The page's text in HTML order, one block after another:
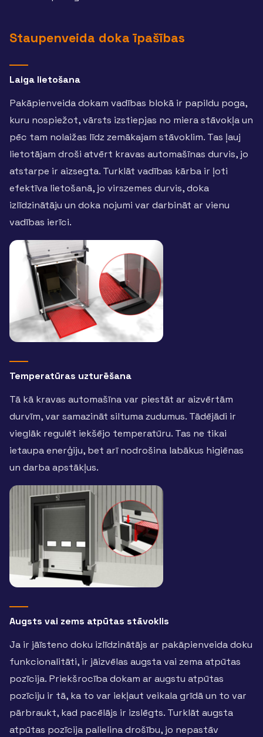
Staupenveida doka īpašības
Laiga lietošana
Pakāpienveida dokam vadības blokā ir papildu poga,
kuru nospiežot, vārsts izstiepjas no miera stāvokļa un
pēc tam nolaižas līdz zemākajam stāvoklim. Tas ļauj
lietotājam droši atvērt kravas automašīnas durvis, jo
atstarpe ir aizsegta. Turklāt vadības kārba ir ļoti
efektīva lietošanā, jo virszemes durvis, doka
izlīdzinātāju un doka nojumi var darbināt ar vienu
vadības ierīci.
Temperatūras uzturēšana
Tā kā kravas automašīna var piestāt ar aizvērtām
durvīm, var samazināt siltuma zudumus. Tādējādi ir
vieglāk regulēt iekšējo temperatūru. Tas ne tikai
ietaupa enerģiju, bet arī nodrošina labākus higiēnas
un darba apstākļus.
Augsts vai zems atpūtas stāvoklis
Ja ir jāīsteno doku izlīdzinātājs ar pakāpienveida doku
funkcionalitāti, ir jāizvēlas augsta vai zema atpūtas
pozīcija. Priekšrocība dokam ar augstu atpūtas
pozīciju ir tā, ka to var iekļaut veikala grīdā un to var
pārbraukt, kad pacēlājs ir izslēgts. Turklāt augsta
atpūtas pozīcija palielina drošību, jo nepastāv